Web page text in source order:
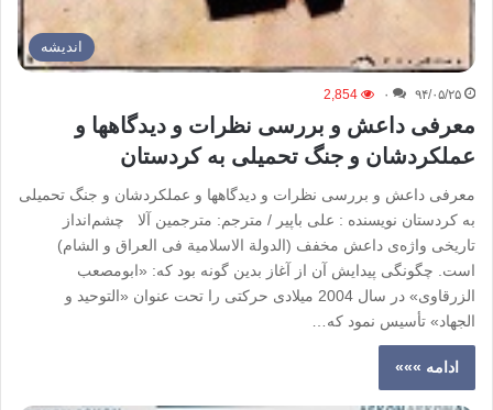
اندیشه
۹۴/۰۵/۲۵ ۰ 2,854
معرفی داعش و بررسی نظرات و دیدگاهها و
عملکردشان و جنگ تحمیلی به کردستان
معرفی داعش و بررسی نظرات و دیدگاهها و عملکردشان و جنگ تحمیلی
به کردستان نویسنده : علی باپیر / مترجم: مترجمین آلا چشم‌انداز
تاریخی واژه‌ی داعش مخفف (الدولة الاسلامیة فی العراق و الشام)
است. چگونگی پیدایش آن از آغاز بدین گونه بود که: «ابومصعب
الزرقاوی» در سال 2004 میلادی حرکتی را تحت عنوان «التوحید و
الجهاد» تأسیس نمود که…
ادامه »»»